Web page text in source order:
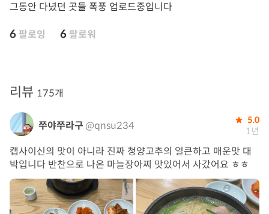
그동안 다녔던 곳들 폭풍 업로드중입니다
6 팔로잉 6 팔로워
리뷰 175개
쭈야쭈라구 @qnsu234 5.0
1년
캡사이신의 맛이 아니라 진짜 청양고추의 얼큰하고 매운맛 대
박입니다 반찬으로 나온 마늘장아찌 맛있어서 사갔어요 ㅎㅎ